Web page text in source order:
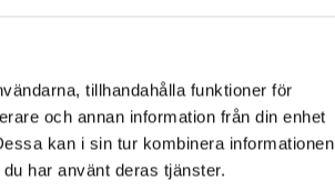
tillhandahålla funktioner för
och annan information från din enhet
kan i sin tur kombinera informationen
har använt deras tjänster.